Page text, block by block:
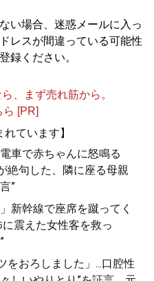
い場合、迷惑メールに入っ
レスが間違っている可能性
録ください。
、まず売れ筋から。
ら [PR]
れています】
車で赤ちゃんに怒鳴る
絶句した、隣に座る母親
”
新幹線で座席を蹴ってく
に震えた女性客を救っ
をおろしました」...口腔性